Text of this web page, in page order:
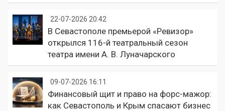
22-07-2026 20:42
В Севастополе премьерой «Ревизор»
открылся 116-й театральный сезон
театра имени А. В. Луначарского
09-07-2026 16:11
Финансовый щит и право на форс-мажор:
как Севастополь и Крым спасают бизнес